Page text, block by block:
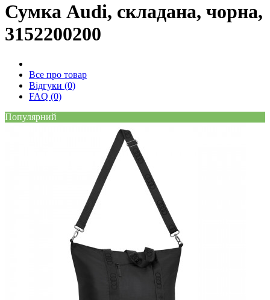
Сумка Audi, складана, чорна,
3152200200
Все про товар
Відгуки (0)
FAQ (0)
Популярний